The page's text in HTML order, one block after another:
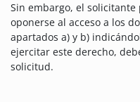
Sin embargo, el
oponerse al acceso a los
apartados a) y b)
ejercitar este derecho,
solicitud.